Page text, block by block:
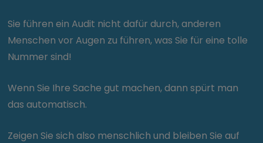
Sie führen ein Audit nicht dafür durch, anderen
Menschen vor Augen zu führen, was Sie für eine tolle
Nummer sind!
Wenn Sie Ihre Sache gut machen, dann spürt man
das automatisch.
Zeigen Sie sich also menschlich und bleiben Sie auf